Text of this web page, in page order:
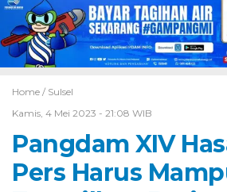
Home / Sulsel
Kamis, 4 Mei 2023 - 21:08 WIB
Pangdam XIV
Pers Harus